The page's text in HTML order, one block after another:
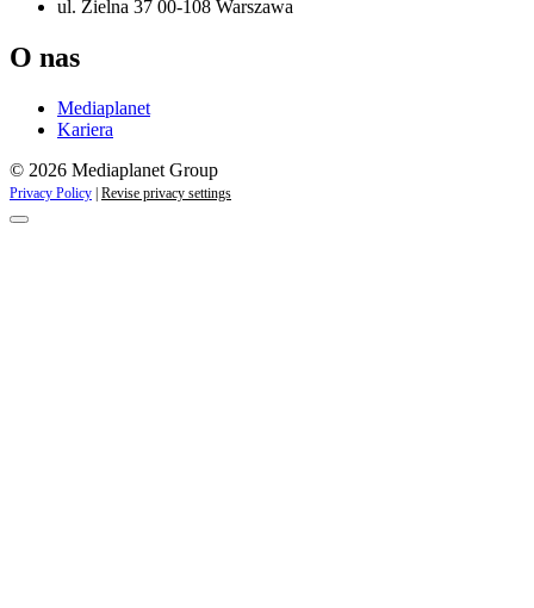
ul. Zielna 37 00-108 Warszawa
O nas
Mediaplanet
Kariera
© 2026 Mediaplanet Group
Privacy Policy Revise privacy settings